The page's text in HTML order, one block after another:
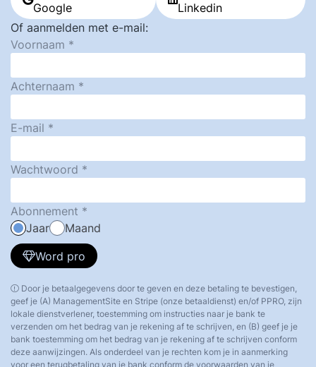
Google
Linkedin
Of aanmelden met e-mail:
Voornaam
Achternaam
E-mail
Wachtwoord
Abonnement
Jaar
Maand
Word pro
Door je betaalgegevens door te geven en deze betaling te bevestigen,
geef je (A) ManagementSite en Stripe (onze betaaldienst) en/of PPRO, zijn
lokale dienstverlener, toestemming om instructies naar je bank te
verzenden om het bedrag van je rekening af te schrijven, en (B) geef je je
bank toestemming om het bedrag van je rekening af te schrijven conform
deze aanwijzingen. Als onderdeel van je rechten kom je in aanmerking
voor een terugbetaling van je bank conform de voorwaarden van je